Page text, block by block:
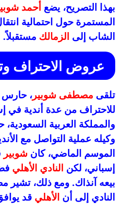
بهذا التصريح، يضع أحمد
المستمرة حول احتمالية
الشاب إلى الزمالك مستقبلاً.
عروض الاحتراف
تلقى مصطفى شوبير، حارس
للاحتراف من عدة أندية في
والمملكة العربية
وكيله عملية التواصل مع
الموسم الماضي، كان شوبير
إسباني، لكن النادي الأهلي
بيعه آنذاك. ومع ذلك، تشير
النادي إلى أن الأهلي قد